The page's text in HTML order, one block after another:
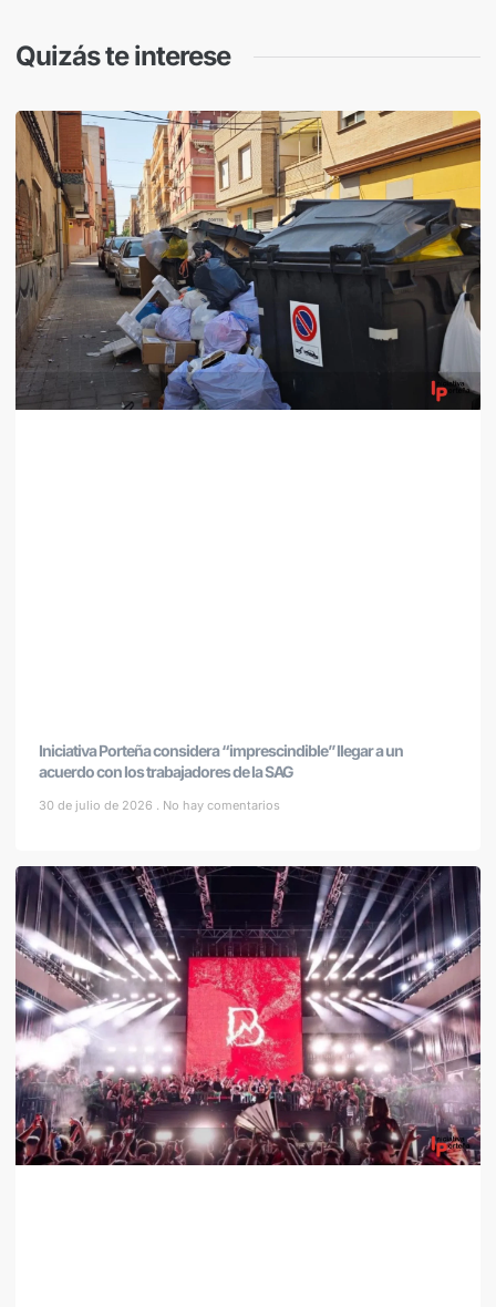
Quizás te interese
Iniciativa Porteña considera “imprescindible” llegar a un
acuerdo con los trabajadores de la SAG
30 de julio de 2026 No hay comentarios